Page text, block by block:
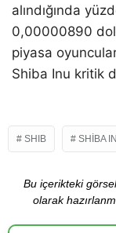
alındığında
0,00000890
piyasa
Shiba Inu kritik
SHIB SHIBA
Bu içerikteki
olarak